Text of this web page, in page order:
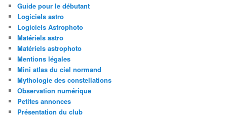
Guide pour le débutant
Logiciels astro
Logiciels Astrophoto
Matériels astro
Matériels astrophoto
Mentions légales
Mini atlas du ciel normand
Mythologie des constellations
Observation numérique
Petites annonces
Présentation du club